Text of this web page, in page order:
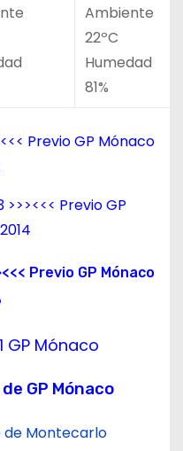
Ambiente
22ºC
Humedad
81%
Previo GP Mónaco
>>><<< Previo GP
Previo GP Mónaco
GP Mónaco
GP Mónaco
de Montecarlo